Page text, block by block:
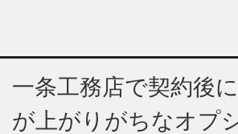
一条工務店で契約後
が上がりがちなオプ